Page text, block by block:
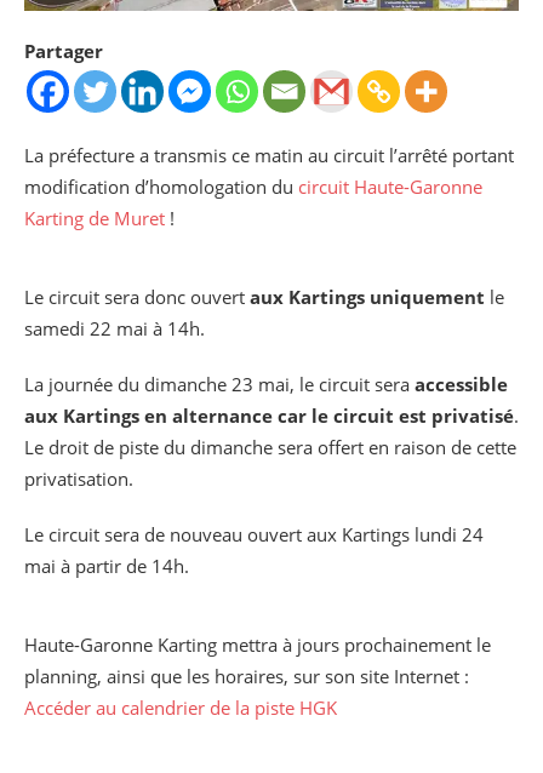
Partager
La préfecture a transmis ce matin au circuit l’arrêté portant
modification d’homologation du circuit Haute-Garonne
Karting de Muret !
Le circuit sera donc ouvert aux Kartings uniquement le
samedi 22 mai à 14h.
La journée du dimanche 23 mai, le circuit sera accessible
aux Kartings en alternance car le circuit est privatisé.
Le droit de piste du dimanche sera offert en raison de cette
privatisation.
Le circuit sera de nouveau ouvert aux Kartings lundi 24
mai à partir de 14h.
Haute-Garonne Karting mettra à jours prochainement le
planning, ainsi que les horaires, sur son site Internet :
Accéder au calendrier de la piste HGK